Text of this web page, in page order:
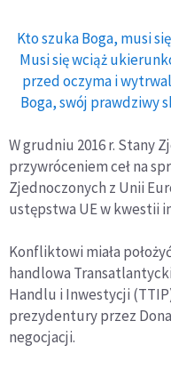
Kto szuka Boga, musi
Musi się wciąż
przed oczyma i
Boga, swój prawdziwy
W grudniu 2016 r. Stany
przywróceniem ceł na
Zjednoczonych z Unii
ustępstwa UE w kwestii
Konfliktowi miała
handlowa
Handlu i Inwestycji
prezydentury przez
negocjacji.